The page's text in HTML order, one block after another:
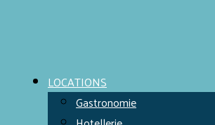
LOCATIONS
Gastronomie